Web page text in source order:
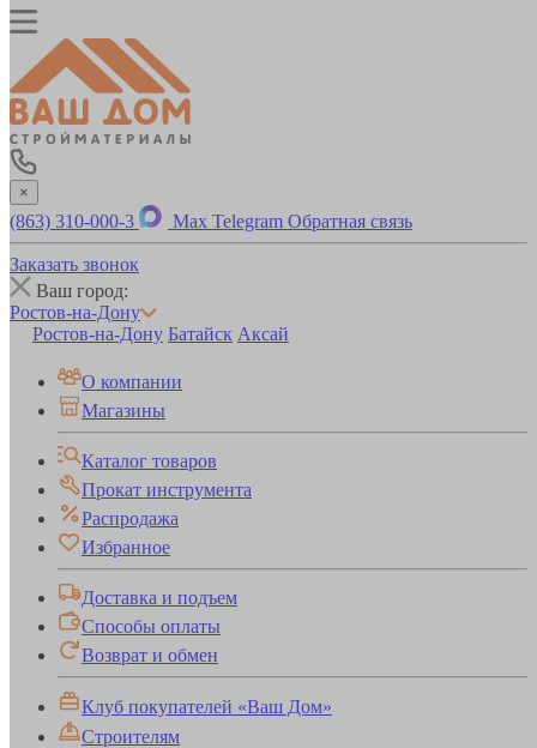
×
(863) 310-000-3 Max Telegram Обратная связь
Заказать звонок
Ваш город:
Ростов-на-Дону
Ростов-на-Дону Батайск Аксай
О компании
Магазины
Каталог товаров
Прокат инструмента
Распродажа
Избранное
Доставка и подъем
Способы оплаты
Возврат и обмен
Клуб покупателей «Ваш Дом»
Строителям